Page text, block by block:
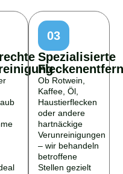
03
Spezialisierte
Ob Rotwein,
Kaffee, Öl,
Haustierflecken
oder andere
hartnäckige
Verunreinigungen
– wir behandeln
betroffene
Stellen gezielt